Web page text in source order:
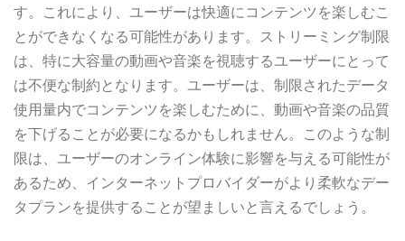
す。これにより、ユーザーは快適にコンテンツを楽しむこ
とができなくなる可能性があります。ストリーミング制限
は、特に大容量の動画や音楽を視聴するユーザーにとって
は不便な制約となります。ユーザーは、制限されたデータ
使用量内でコンテンツを楽しむために、動画や音楽の品質
を下げることが必要になるかもしれません。このような制
限は、ユーザーのオンライン体験に影響を与える可能性が
あるため、インターネットプロバイダーがより柔軟なデー
タプランを提供することが望ましいと言えるでしょう。